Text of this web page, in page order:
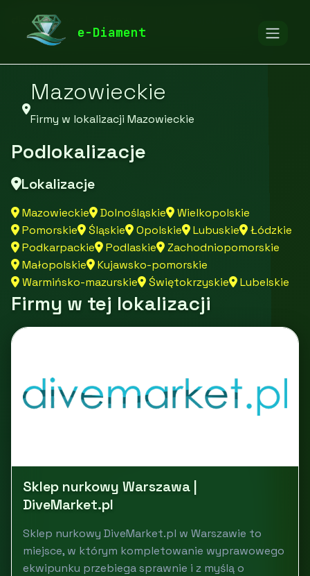
e-Diament
diamentspa.pl
Mazowieckie
Firmy w lokalizacji Mazowieckie
Podlokalizacje
Lokalizacje
Mazowieckie Dolnośląskie
Wielkopolskie
Pomorskie
Śląskie Opolskie Lubuskie
Łódzkie
Podkarpackie
Podlaskie
Zachodniopomorskie
Małopolskie
Kujawsko-pomorskie
Warmińsko-mazurskie
Świętokrzyskie Lubelskie
Firmy w tej lokalizacji
Sklep nurkowy Warszawa |
DiveMarket.pl
Sklep nurkowy DiveMarket.pl w Warszawie to
miejsce, w którym kompletowanie wyprawowego
ekwipunku przebiega sprawnie i z myślą o